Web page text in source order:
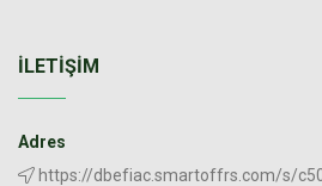
İLETIŞIM
Adres
https://dbefiac.smartoffrs.com/s/